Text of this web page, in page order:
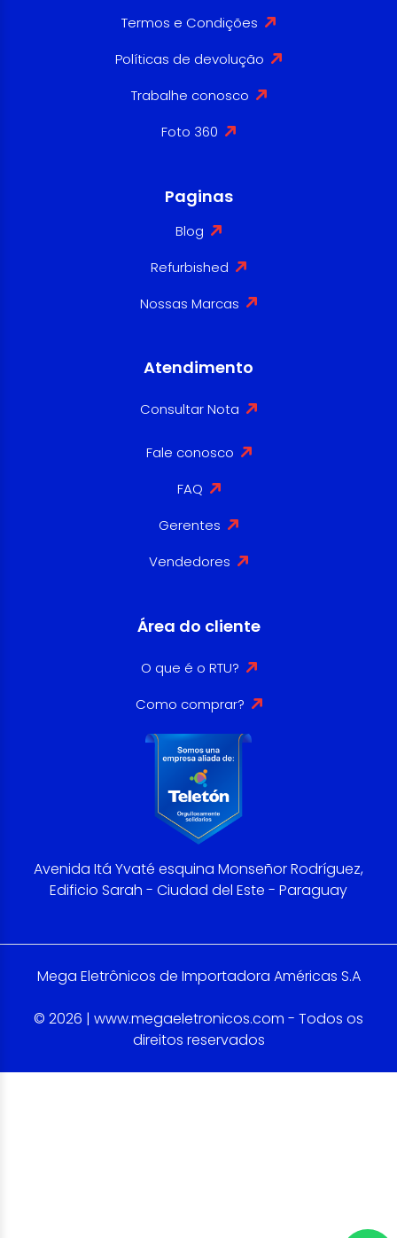
Termos e Condições
Políticas de devolução
Trabalhe conosco
Foto 360
Paginas
Blog
Refurbished
Nossas Marcas
Atendimento
Consultar Nota
Fale conosco
FAQ
Gerentes
Vendedores
Área do cliente
O que é o RTU?
Como comprar?
Avenida Itá Yvaté esquina Monseñor Rodríguez,
Edificio Sarah - Ciudad del Este - Paraguay
Mega Eletrônicos de Importadora Américas S.A
© 2026 | www.megaeletronicos.com - Todos os
direitos reservados